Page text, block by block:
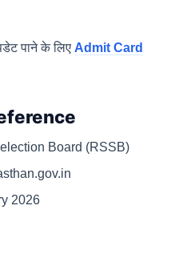
पाने के लिए Admit Card
Board (RSSB)
2026